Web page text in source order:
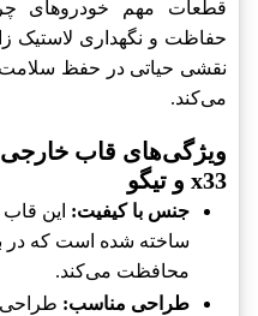
حفاظت و نگهداری لاستیک
نقشی حیاتی در حفظ سلامت
می‌کند.
ویژگی‌های قاب خارجی
x33 و تیگو
جنس با کیفیت: این
ساخته شده است که در
محافظت می‌کند.
طراحی مناسب: